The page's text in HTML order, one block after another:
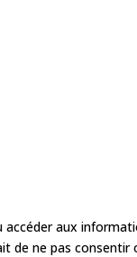
aux
ne pas